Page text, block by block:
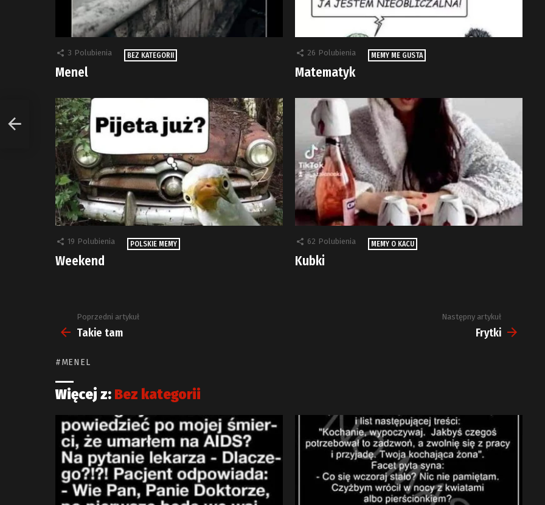
3 Polubienia BEZ KATEGORII
Menel
26 Polubienia MEMY ME GUSTA
Matematyk
19 Polubienia POLSKIE MEMY
Weekend
62 Polubienia MEMY O KACU
Kubki
Zobacz
więcej
Poprzedni artykuł
Takie tam
Następny artykuł
Frytki
MENEL
Więcej z: Bez kategorii